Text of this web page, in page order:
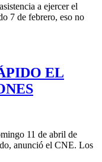
a ejercer el
7 de febrero, eso no
EL
11 de abril de
anunció el CNE. Los